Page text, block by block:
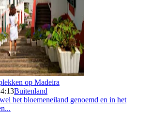
op Madeira
Buitenland
het bloemeneiland genoemd en in het